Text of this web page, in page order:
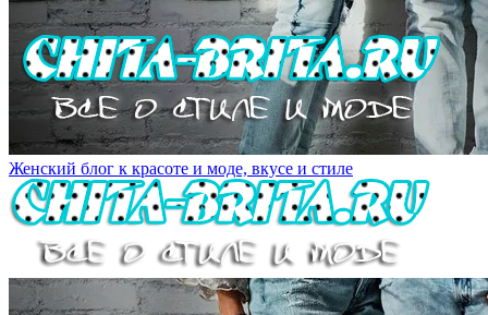
Женский блог к красоте и моде, вкусе и стиле